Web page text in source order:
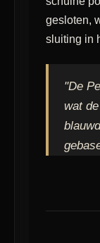
gesloten,
sluiting in
"De
wat